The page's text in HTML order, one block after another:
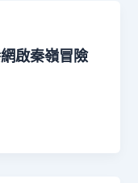
啟秦嶺冒險